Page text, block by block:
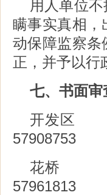
用人单位
瞒事实真相，
动保障监察条
正，并予以行
七、书面
开发区
57908753
花桥
57961813